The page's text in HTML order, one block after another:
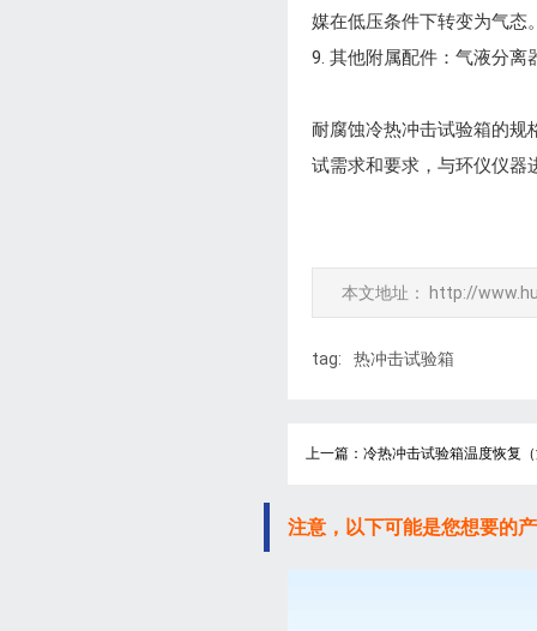
媒在低压条件下转变为气态
9. 其他附属配件：气液分离
耐腐蚀冷热冲击试验箱的规
试需求和要求，与环仪仪器
本文地址： http://
tag: 热冲击试验箱
上一篇：冷热冲击试验箱温度恢复
注意，以下可能是您想要的